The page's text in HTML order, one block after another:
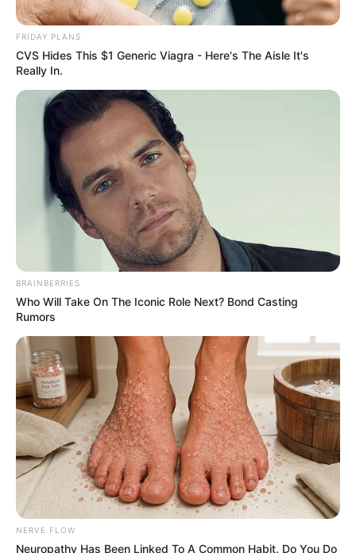
ΑΠΟΨΕΙΣ ΥΓΕΙΑ
Οι Ολιγάρχες χάνουν τον πόλεμο του
Covid..
Οι Ολιγάρχες χάνουν τον πόλεμο του Covid.. Εκτιμάται ότι
το 50% των Αμερικανών αμφισβητεί τώρα την ασφάλεια
των εμβολίων. Οι έρευνες δείχνουν τώρα ότι η...
ΚΟΙΝΩΝΙΚΑ ΔΙΚΤΥΑ
YOUTUBE ΕΓΓΡΑΦΕΊΤΕ
EMAIL ΑΚΟΛΟΥΘΉΣΤΕ
FRIDAY PLANS
CVS Hides This $1 Generic Viagra - Here's The Aisle It's
Really In.
BRAINBERRIES
Who Will Take On The Iconic Role Next? Bond Casting
Rumors
NERVE FLOW
Neuropathy Has Been Linked To A Common Habit. Do You Do